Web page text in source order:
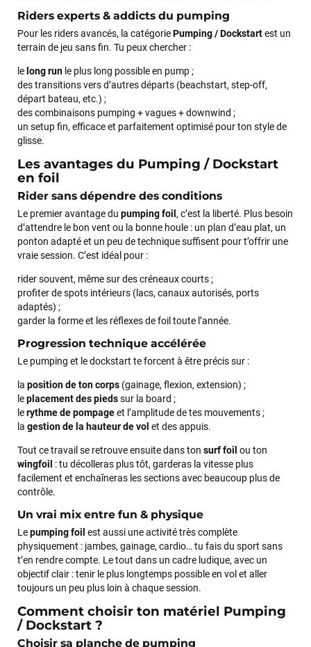
Riders experts & addicts du pumping
Pour les riders avancés, la catégoriePumping / Dockstartest un
terrain de jeu sans fin. Tu peux chercher :
le long run le plus long possible en pump ;
des transitions vers d’autres départs (beachstart, step-off,
départ bateau, etc.) ;
des combinaisons pumping + vagues + downwind ;
un setup fin, efficace et parfaitement optimisé pour ton style de
glisse.
Les avantages du Pumping / Dockstart
en foil
Rider sans dépendre des conditions
Le premier avantage du pumping foil , c’est la liberté. Plus besoin
d’attendre le bon vent ou la bonne houle : un plan d’eau plat, un
ponton adapté et un peu de technique suffisent pour t’offrir une
vraie session. C’est idéal pour :
rider souvent, même sur des créneaux courts ;
profiter de spots intérieurs (lacs, canaux autorisés, ports
adaptés) ;
garder la forme et les réflexes de foil toute l’année.
Progression technique accélérée
Le pumping et le dockstart te forcent à être précis sur :
la position de ton corps (gainage, flexion, extension) ;
leplacement des piedssur la board ;
lerythme de pompageet l’amplitude de tes mouvements ;
la gestion de la hauteur de vol et des appuis.
Tout ce travail se retrouve ensuite dans ton surf foil ou ton
wingfoil : tu décolleras plus tôt, garderas la vitesse plus
facilement et enchaîneras les sections avec beaucoup plus de
contrôle.
Un vrai mix entre fun & physique
Lepumping foil est aussi une activité très complète
physiquement : jambes, gainage, cardio… tu fais du sport sans
t’en rendre compte. Le tout dans un cadre ludique, avec un
objectif clair : tenir le plus longtemps possible en vol et aller
toujours un peu plus loin à chaque session.
Comment choisir ton matériel Pumping
/ Dockstart ?
Choisir sa planche de pumping
François
il y a un mois
J’ai commandé un pack via leur site internet. À peine la
avec moi les caractéristiques des équipements, me conseiller
sur le matériel à choisir, et m’a même offert du matériel en
plus. Niveau réactivité, c’est au top : la commande est partie
le lendemain, et j’ai bien reçu tout le matériel dans un colis
propre et soigné. Plus qu’à tester ça sur l’eau ! Je
recommande vivement ce magasin pour son
professionnalisme et sa réactivité.
Sébastien BACHELIER
il y a un mois
m'ont trouvé une pépite à laquelle je n'aurais jamais pensé !
Excellent conseil excellent prix et en plus super sympas. Merci
encore pour cette severne dyno !